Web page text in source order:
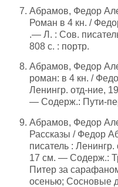
Абрамов, Федор
Роман в 4 кн. /
.— Л. : Сов.
808 с. : портр.
Абрамов, Федор
роман: в 4 кн. /
Ленингр. отд-ние,
— Содерж.: Пути-
Абрамов, Федор
Рассказы / Федор
писатель :
17 см. — Содерж.:
Питер за
осенью; Сосновые